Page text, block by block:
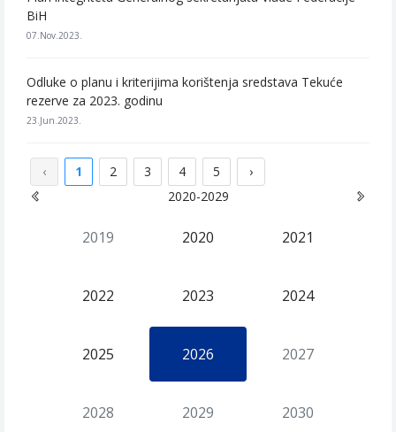
BiH
07.Nov.2023.
Odluke o planu i kriterijima korištenja sredstava Tekuće
rezerve za 2023. godinu
23.Jun.2023.
‹ 1 2 3 4 5
›
2020-2029
2019 2020 2021
2022 2023 2024
2025 2026 2027
2028 2029 2030